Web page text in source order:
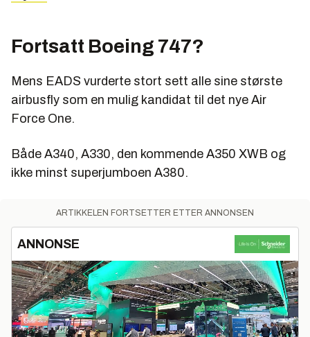
Fortsatt Boeing 747?
Mens EADS vurderte stort sett alle sine største
airbusfly som en mulig kandidat til det nye Air
Force One.
Både A340, A330, den kommende A350 XWB og
ikke minst superjumboen A380.
ARTIKKELEN FORTSETTER ETTER ANNONSEN
ANNONSE